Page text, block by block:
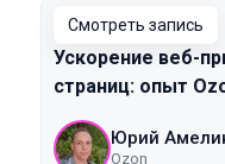
Смотреть запись
Ускорение веб-
страниц: опыт
Юрий
Ozon